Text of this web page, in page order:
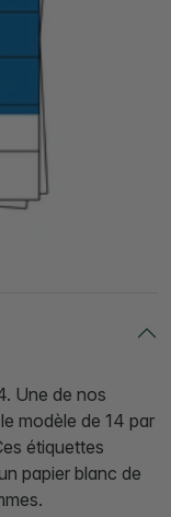
Une de nos
modèle de 14 par
étiquettes
papier blanc de